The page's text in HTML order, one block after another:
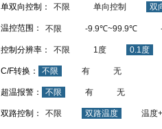
单双向控制： 不限 单向控制 双
温控范围： 不限 -9.9℃~99.9℃
控制分辨率： 不限 1度 0.1度
C/F转换： 不限 有 无
超温报警： 不限 有 无
双路控制： 不限 双路温度 温度